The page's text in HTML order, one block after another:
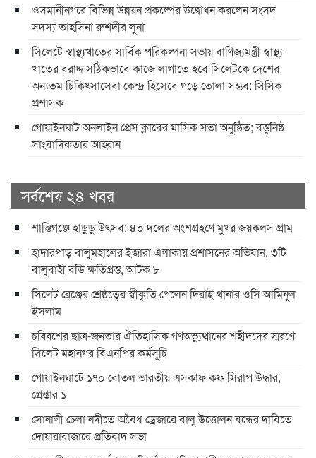
ওসমানীনগরে বিভিন্ন উন্নয়ন প্রকল্পের উদ্বোধন করলেন সংসদ
সদস্য তাহসিনা রুশদীর লুনা
সিলেটে স্বাস্থ্যখাতের সার্বিক পরিকল্পনা সভায় বাণিজ্যমন্ত্রী স্বাস্থ্য
খাতের বরাদ্দ সঠিকভাবে কাজে লাগাতে হবে সিলেটকে দেশের
অন্যতম চিকিৎসাসেবা কেন্দ্র হিসেবে গড়ে তোলা সম্ভব: সিসিক
প্রশাসক
​গোয়াইনঘাট অনলাইন প্রেস ক্লাবের মাসিক সভা অনুষ্ঠিত; বস্তুনিষ্ঠ
সাংবাদিকতার আহ্বান
সর্বশেষ ২৪ খবর
শান্তিগঞ্জে হাডুডু উৎসব: ৪০ দলের অংশগ্রহণে মুখর জয়কলস গ্রাম
হাদারপাড় বালুমহালের ইজারা এলাকায় প্রশাসনের অভিযান, ৩টি
বালুবাহী বডি ক্ষতিগ্রস্ত, আটক ৮
সিলেট রেঞ্জের শ্রেষ্ঠত্বের স্বীকৃতি পেলেন দিরাই থানার ওসি আমিনুল
ইসলাম
চব্বিশের ছাত্র-জনতার ঐতিহাসিক গণঅভ্যুত্থানের শহীদদের স্মরণে
সিলেট মহানগর বিএনপির কর্মসূচি
গোয়াইনঘাটে ১৭০ বোতল ভারতীয় এসকাফ কফ সিরাপ উদ্ধার,
গ্রেপ্তার ১
সোনালী চেলা নদীতে অবৈধ ড্রেজারে বালু উত্তোলন বন্ধের দাবিতে
দোয়ারাবাজারে প্রতিবাদ সভা